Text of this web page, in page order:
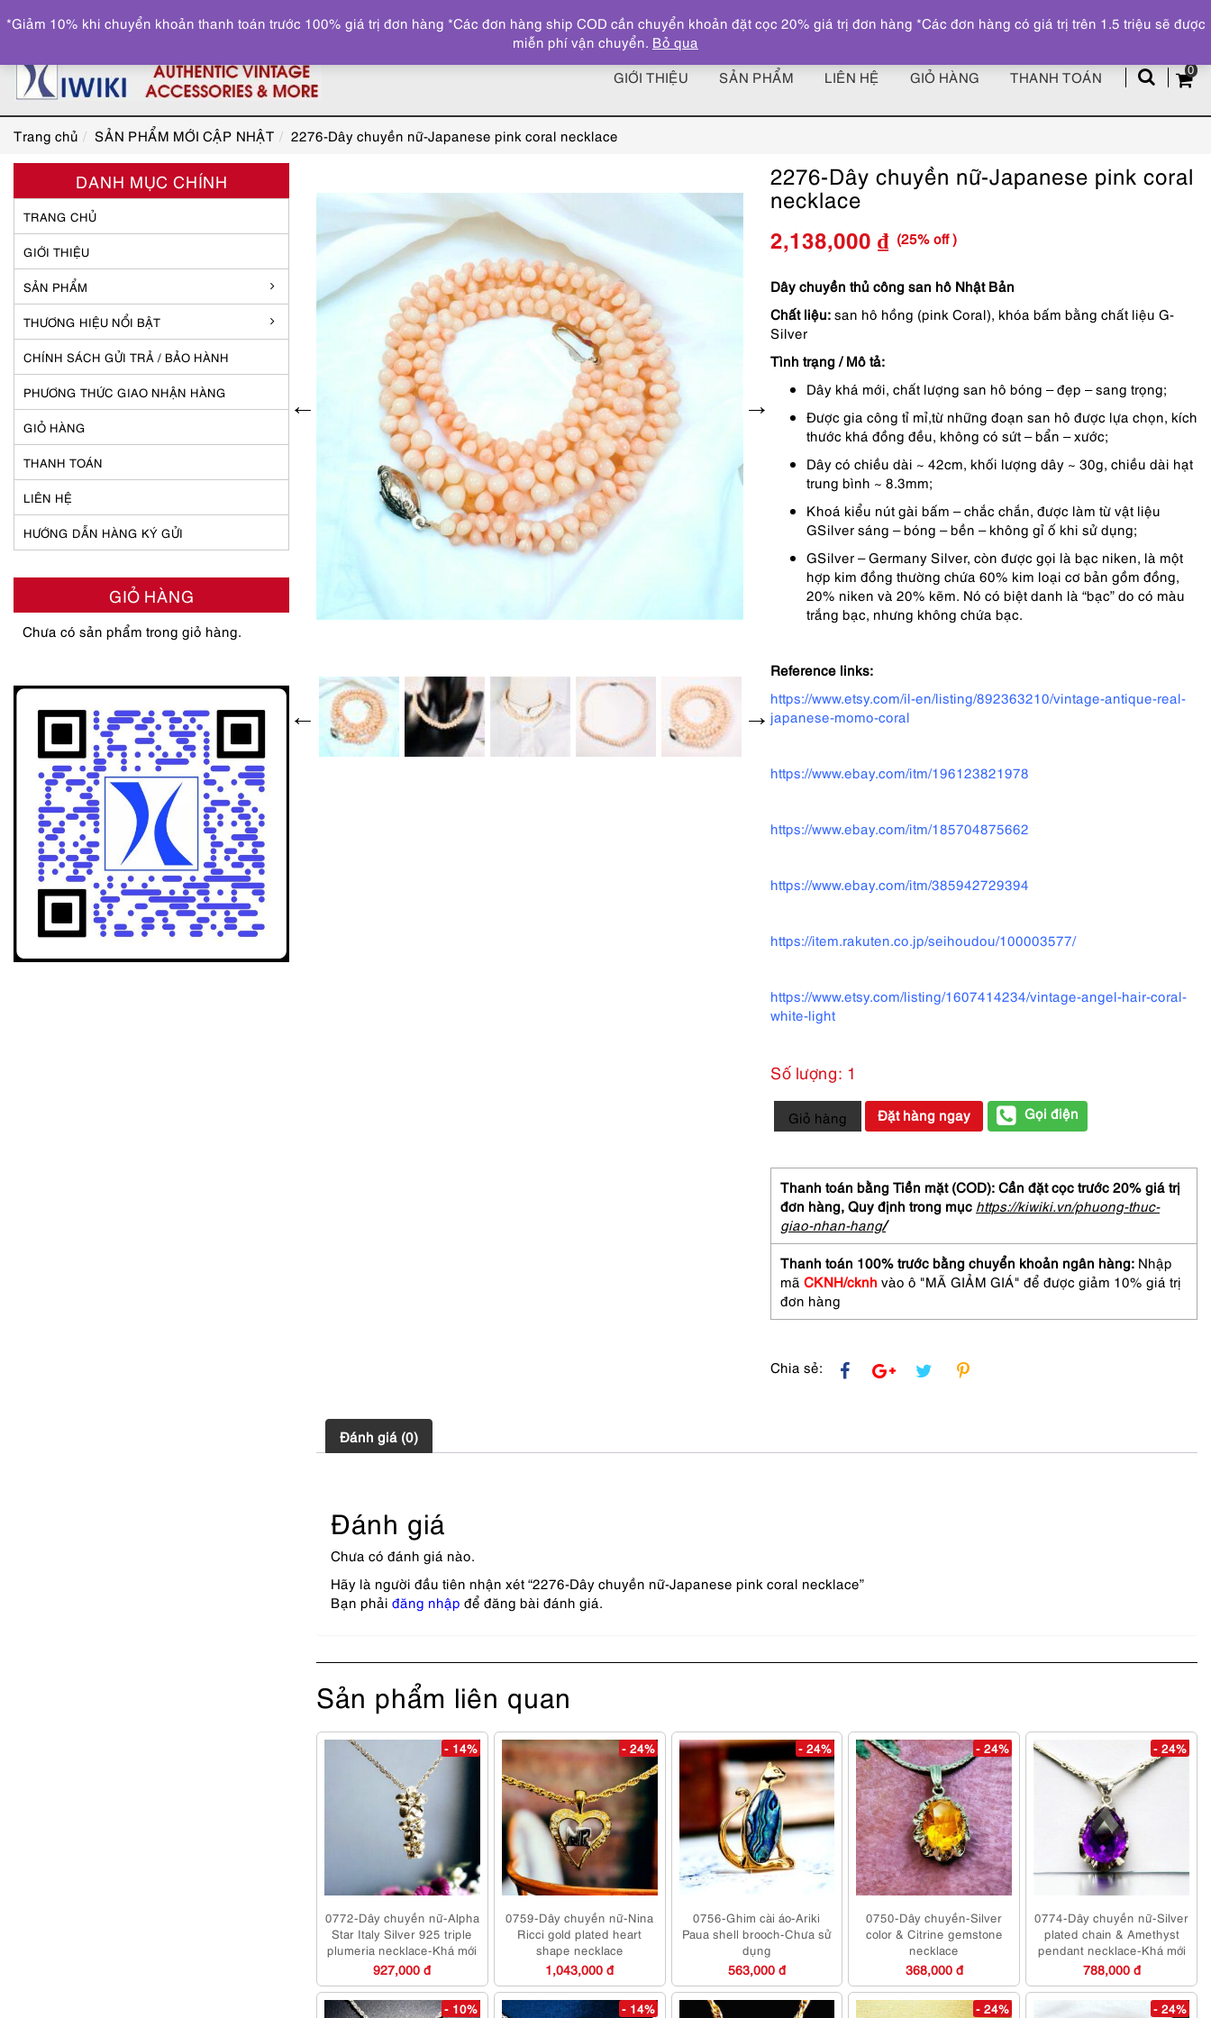
z
0
GIỚI THIỆU SẢN PHẨM LIÊN HỆ GIỎ HÀNG THANH TOÁN
Trang chủ SẢN PHẨM MỚI CẬP NHẬT 2276-Dây chuyền nữ-Japanese pink coral necklace
2276-Dây chuyền nữ-Japanese pink coral
necklace
Giá
gốc
là:
2,138,000 ₫
Giá
hiện
tại
(25% off )
Dây chuyền thủ công san hô Nhật Bản
Chất liệu: san hô hồng (pink Coral), khóa bấm bằng chất liệu G-
Silver
Tình trạng / Mô tả:
Dây khá mới, chất lượng san hô bóng – đẹp – sang trọng;
Được gia công tỉ mỉ,từ những đoạn san hô được lựa chọn, kích
thước khá đồng đều, không có sứt – bẩn – xước;
Dây có chiều dài ~ 42cm, khối lượng dây ~ 30g, chiều dài hạt
trung bình ~ 8.3mm;
Khoá kiểu nút gài bấm – chắc chắn, được làm từ vật liệu
GSilver sáng – bóng – bền – không gỉ ố khi sử dụng;
GSilver – Germany Silver, còn được gọi là bạc niken, là một
hợp kim đồng thường chứa 60% kim loại cơ bản gồm đồng,
20% niken và 20% kẽm. Nó có biệt danh là “bạc” do có màu
trắng bạc, nhưng không chứa bạc.
Reference links:
https://www.etsy.com/il-en/listing/892363210/vintage-antique-real-
japanese-momo-coral
https://www.ebay.com/itm/196123821978
https://www.ebay.com/itm/185704875662
https://www.ebay.com/itm/385942729394
https://item.rakuten.co.jp/seihoudou/100003577/
https://www.etsy.com/listing/1607414234/vintage-angel-hair-coral-
white-light
Số lượng: 1
2276-
Dây
nữ-
Japanese
pink
coral
necklace
số
lượng
Giỏ hàng Đặt hàng ngay Gọi điện
Thanh toán bằng Tiền mặt (COD): Cần đặt cọc trước 20% giá trị
đơn hàng, Quy định trong mục https://kiwiki.vn/phuong-thuc-
giao-nhan-hang/
Thanh toán 100% trước bằng chuyển khoản ngân hàng: Nhập
mã CKNH/cknh vào ô "MÃ GIẢM GIÁ" để được giảm 10% giá trị
đơn hàng
Chia sẻ:
Đánh giá (0)
Đánh giá
Chưa có đánh giá nào.
Hãy là người đầu tiên nhận xét “2276-Dây chuyền nữ-Japanese pink coral necklace”
Bạn phải đăng nhập để đăng bài đánh giá.
Sản phẩm liên quan
- 14%
0772-Dây chuyền nữ-Alpha
Star Italy Silver 925 triple
plumeria necklace-Khá mới
927,000 đ
- 24%
0759-Dây chuyền nữ-Nina
Ricci gold plated heart
shape necklace
1,043,000 đ
- 24%
0756-Ghim cài áo-Ariki
Paua shell brooch-Chưa sử
dụng
563,000 đ
- 24%
0750-Dây chuyền-Silver
color & Citrine gemstone
necklace
368,000 đ
- 24%
0774-Dây chuyền nữ-Silver
plated chain & Amethyst
pendant necklace-Khá mới
788,000 đ
- 10% - 14% - 24% - 24%
DANH MỤC CHÍNH
TRANG CHỦ
GIỚI THIỆU
SẢN PHẨM
THƯƠNG HIỆU NỔI BẬT
CHÍNH SÁCH GỬI TRẢ / BẢO HÀNH
PHƯƠNG THỨC GIAO NHẬN HÀNG
GIỎ HÀNG
THANH TOÁN
LIÊN HỆ
HƯỚNG DẪN HÀNG KÝ GỬI
GIỎ HÀNG
Chưa có sản phẩm trong giỏ hàng.
*Giảm 10% khi chuyển khoản thanh toán trước 100% giá trị đơn hàng *Các đơn hàng ship COD cần chuyển khoản đặt cọc 20% giá trị đơn hàng *Các đơn hàng có giá trị trên 1.5 triệu sẽ được
miễn phí vận chuyển. Bỏ qua